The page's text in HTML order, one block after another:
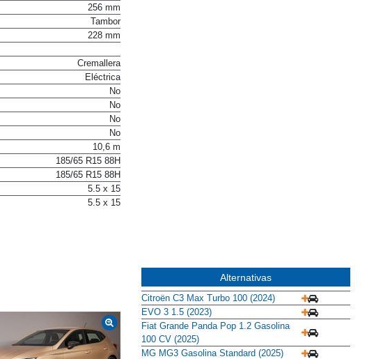
256 mm
Tambor
228 mm
Cremallera
Eléctrica
No
No
No
No
10,6 m
185/65 R15 88H
185/65 R15 88H
5.5 x 15
5.5 x 15
Alternativas
Citroën C3 Max Turbo 100 (2024)
EVO 3 1.5 (2023)
Fiat Grande Panda Pop 1.2 Gasolina
100 CV (2025)
MG MG3 Gasolina Standard (2025)